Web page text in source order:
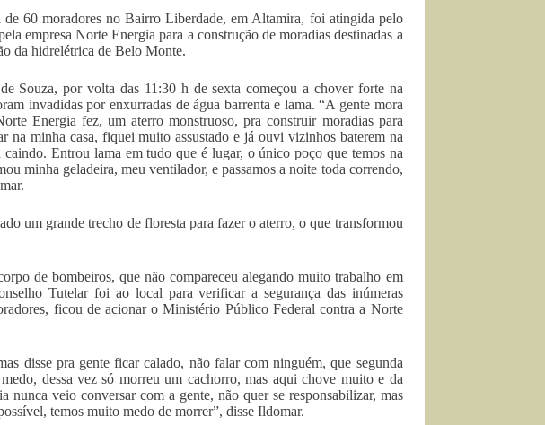
de 60 moradores no Bairro Liberdade, em Altamira, foi atingida pelo
empresa Norte Energia para a construção de moradias destinadas a
da hidrelétrica de Belo Monte.
Souza, por volta das 11:30 h de sexta começou a chover forte na
invadidas por enxurradas de água barrenta e lama. “A gente mora
Energia fez, um aterro monstruoso, pra construir moradias para
na minha casa, fiquei muito assustado e já ouvi vizinhos baterem na
Entrou lama em tudo que é lugar, o único poço que temos na
minha geladeira, meu ventilador, e passamos a noite toda correndo,
um grande trecho de floresta para fazer o aterro, o que transformou
de bombeiros, que não compareceu alegando muito trabalho em
Tutelar foi ao local para verificar a segurança das inúmeras
ficou de acionar o Ministério Público Federal contra a Norte
disse pra gente ficar calado, não falar com ninguém, que segunda
dessa vez só morreu um cachorro, mas aqui chove muito e da
veio conversar com a gente, não quer se responsabilizar, mas
temos muito medo de morrer”, disse Ildomar.